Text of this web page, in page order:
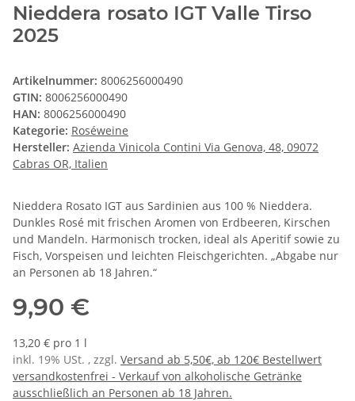
Nieddera rosato IGT Valle Tirso
2025
Artikelnummer: 8006256000490
GTIN: 8006256000490
HAN: 8006256000490
Kategorie: Roséweine
Hersteller: Azienda Vinicola Contini Via Genova, 48, 09072
Cabras OR, Italien
Nieddera Rosato IGT aus Sardinien aus 100 % Nieddera.
Dunkles Rosé mit frischen Aromen von Erdbeeren, Kirschen
und Mandeln. Harmonisch trocken, ideal als Aperitif sowie zu
Fisch, Vorspeisen und leichten Fleischgerichten. „Abgabe nur
an Personen ab 18 Jahren.“
9,90 €
13,20 € pro 1 l
inkl. 19% USt. , zzgl. Versand ab 5,50€, ab 120€ Bestellwert
versandkostenfrei - Verkauf von alkoholische Getränke
ausschließlich an Personen ab 18 Jahren.